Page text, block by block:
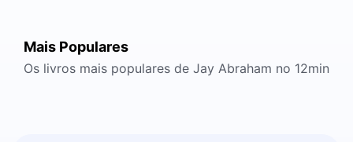
Mais Populares
Os livros mais populares de Jay Abraham no 12min